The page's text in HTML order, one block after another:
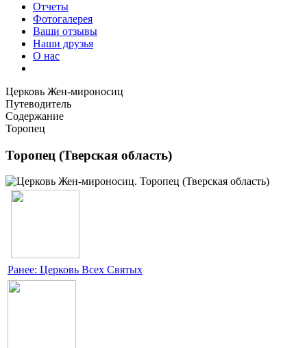
Отчеты
Фотогалерея
Ваши отзывы
Наши друзья
О нас
Церковь Жен-мироносиц
Путеводитель
Содержание
Торопец
Торопец (Тверская область)
Ранее: Церковь Всех Святых